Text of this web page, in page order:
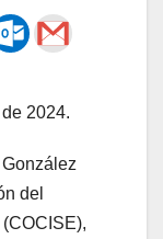
2024.
del